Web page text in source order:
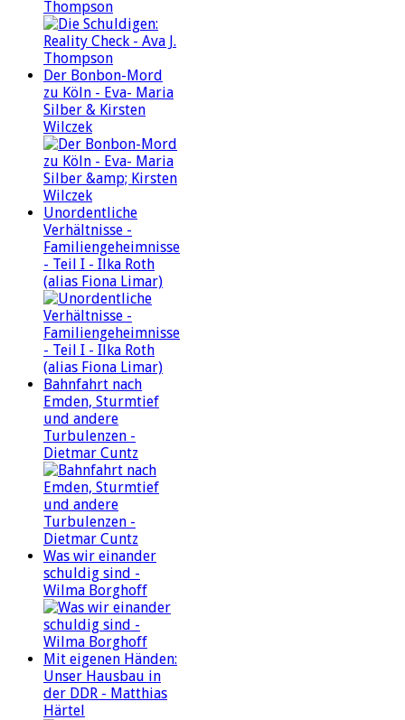
Thompson
Der Bonbon-Mord
zu Köln - Eva- Maria
Silber & Kirsten
Wilczek
Unordentliche
Verhältnisse -
Familiengeheimnisse
- Teil I - Ilka Roth
(alias Fiona Limar)
Bahnfahrt nach
Emden, Sturmtief
und andere
Turbulenzen -
Dietmar Cuntz
Was wir einander
schuldig sind -
Wilma Borghoff
Mit eigenen Händen:
Unser Hausbau in
der DDR - Matthias
Härtel